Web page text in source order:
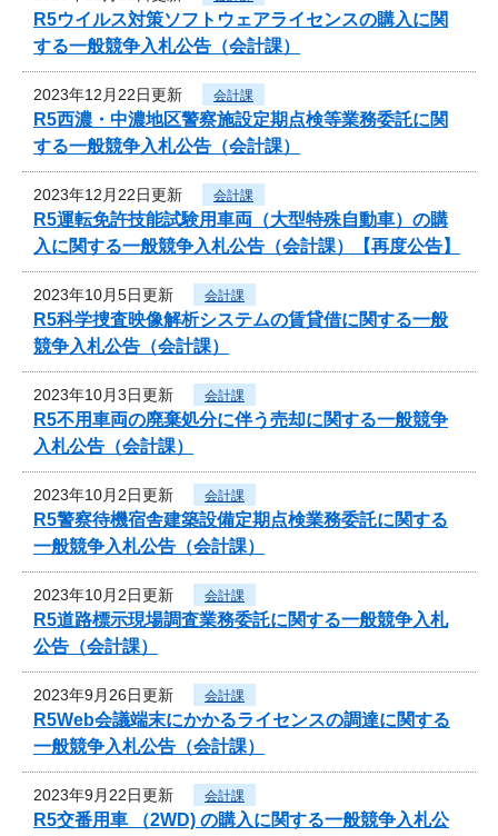
R5ウイルス対策ソフトウェアライセンスの購入に関
する一般競争入札公告（会計課）
2023年12月22日更新 会計課
R5西濃・中濃地区警察施設定期点検等業務委託に関
する一般競争入札公告（会計課）
2023年12月22日更新 会計課
R5運転免許技能試験用車両（大型特殊自動車）の購
入に関する一般競争入札公告（会計課）【再度公告】
2023年10月5日更新 会計課
R5科学捜査映像解析システムの賃貸借に関する一般
競争入札公告（会計課）
2023年10月3日更新 会計課
R5不用車両の廃棄処分に伴う売却に関する一般競争
入札公告（会計課）
2023年10月2日更新 会計課
R5警察待機宿舎建築設備定期点検業務委託に関する
一般競争入札公告（会計課）
2023年10月2日更新 会計課
R5道路標示現場調査業務委託に関する一般競争入札
公告（会計課）
2023年9月26日更新 会計課
R5Web会議端末にかかるライセンスの調達に関する
一般競争入札公告（会計課）
2023年9月22日更新 会計課
R5交番用車 （2WD) の購入に関する一般競争入札公